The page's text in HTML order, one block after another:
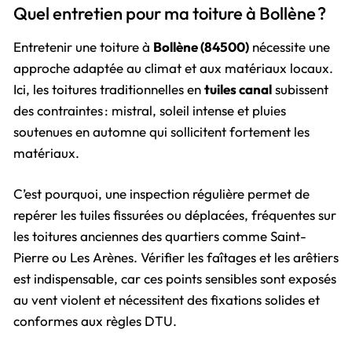
Quel entretien pour ma toiture à Bollène ?
Entretenir une toiture à Bollène (84500) nécessite une
approche adaptée au climat et aux matériaux locaux.
Ici, les toitures traditionnelles entuiles canalsubissent
des contraintes : mistral, soleil intense et pluies
soutenues en automne qui sollicitent fortement les
matériaux.
C’est pourquoi, une inspection régulière permet de
repérer les tuiles fissurées ou déplacées, fréquentes sur
les toitures anciennes des quartiers comme Saint-
Pierre ou Les Arènes. Vérifier les faîtages et les arêtiers
est indispensable, car ces points sensibles sont exposés
au vent violent et nécessitent des fixations solides et
conformes aux règles DTU.